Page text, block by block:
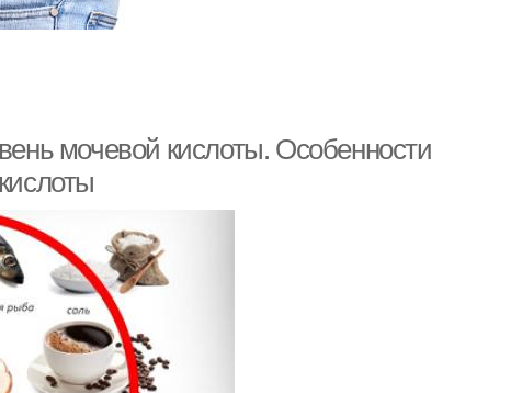
мочевой кислоты. Особенности